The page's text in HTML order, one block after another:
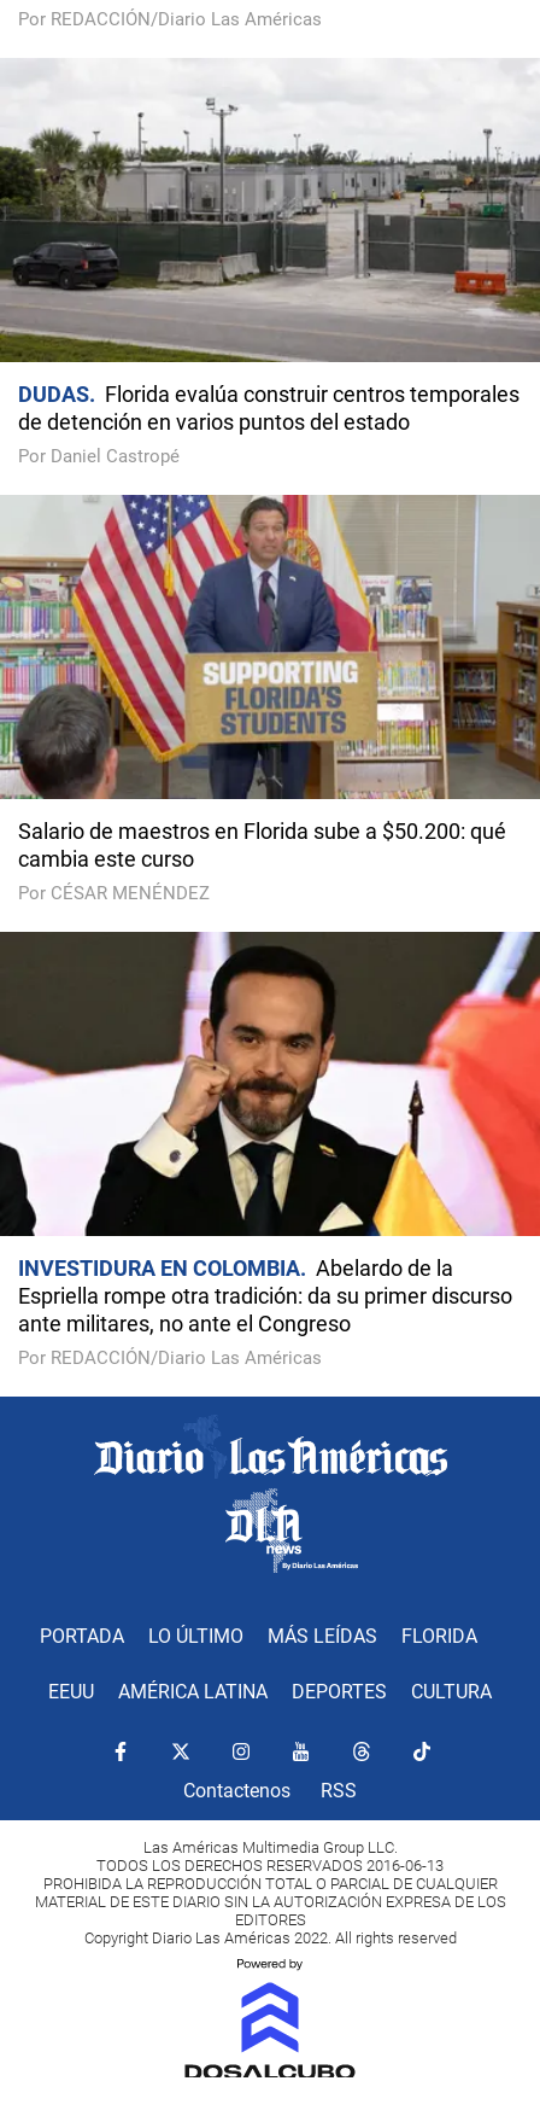
Por REDACCIÓN/Diario Las Américas
DUDAS
Florida evalúa construir centros temporales
de detención en varios puntos del estado
Por Daniel Castropé
Salario de maestros en Florida sube a $50.200: qué
cambia este curso
Por CÉSAR MENÉNDEZ
INVESTIDURA EN COLOMBIA
Abelardo de la
Espriella rompe otra tradición: da su primer discurso
ante militares, no ante el Congreso
Por REDACCIÓN/Diario Las Américas
PORTADA LO ÚLTIMO MÁS LEÍDAS FLORIDA
EEUU AMÉRICA LATINA DEPORTES CULTURA
Contactenos RSS
Las Américas Multimedia Group LLC.
TODOS LOS DERECHOS RESERVADOS 2016-06-13
PROHIBIDA LA REPRODUCCIÓN TOTAL O PARCIAL DE CUALQUIER
MATERIAL DE ESTE DIARIO SIN LA AUTORIZACIÓN EXPRESA DE LOS
EDITORES
Copyright Diario Las Américas 2022. All rights reserved